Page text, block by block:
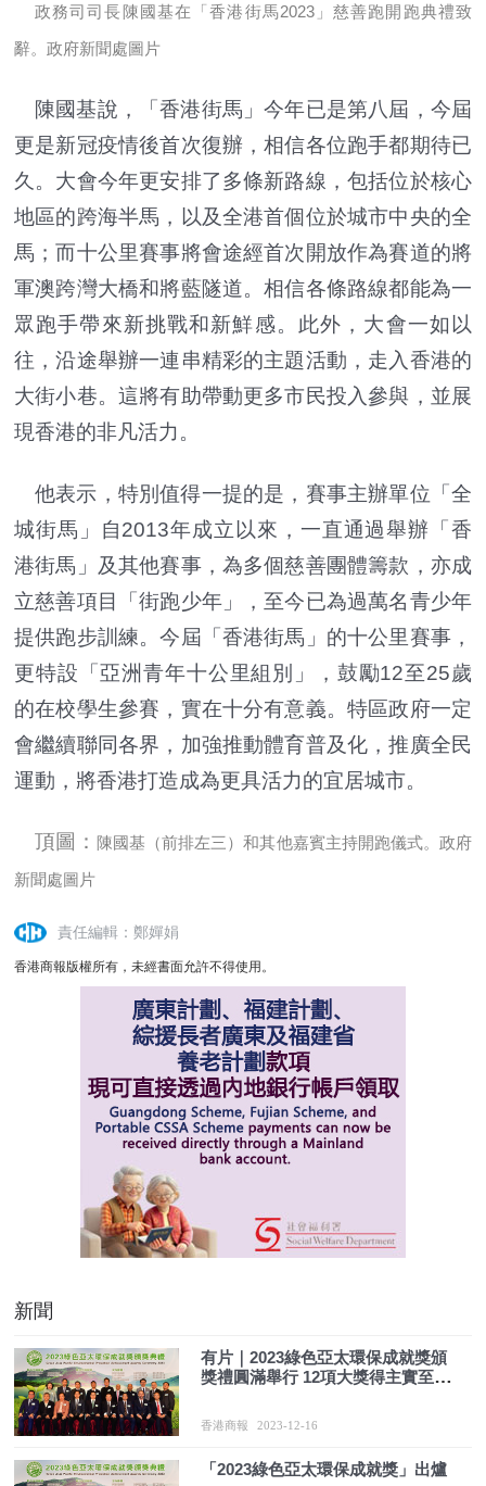
政務司司長陳國基在「香港街馬2023」慈善跑開跑典禮致
辭。 政府新聞處圖片
陳國基說，「香港街馬」今年已是第八屆，今屆
更是新冠疫情後首次復辦，相信各位跑手都期待已
久。大會今年更安排了多條新路線，包括位於核心
地區的跨海半馬，以及全港首個位於城市中央的全
馬；而十公里賽事將會途經首次開放作為賽道的將
軍澳跨灣大橋和將藍隧道。相信各條路線都能為一
眾跑手帶來新挑戰和新鮮感。此外，大會一如以
往，沿途舉辦一連串精彩的主題活動，走入香港的
大街小巷。這將有助帶動更多市民投入參與，並展
現香港的非凡活力。
他表示，特別值得一提的是，賽事主辦單位「全
城街馬」自2013年成立以來，一直通過舉辦「香
港街馬」及其他賽事，為多個慈善團體籌款，亦成
立慈善項目「街跑少年」，至今已為過萬名青少年
提供跑步訓練。今屆「香港街馬」的十公里賽事，
更特設「亞洲青年十公里組別」，鼓勵12至25歲
的在校學生參賽，實在十分有意義。特區政府一定
會繼續聯同各界，加強推動體育普及化，推廣全民
運動，將香港打造成為更具活力的宜居城市。
頂圖：陳國基（前排左三）和其他嘉賓主持開跑儀式。政府
新聞處圖片
責任編輯：鄭嬋娟
香港商報版權所有，未經書面允許不得使用。
新聞
有片｜2023綠色亞太環保成就獎頒
獎禮圓滿舉行 12項大獎得主實至名
香港商報 2023-12-16
「2023綠色亞太環保成就獎」出爐